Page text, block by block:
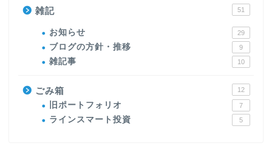
雑記 51
お知らせ 29
ブログの方針・推移 9
雑記事 10
ごみ箱 12
旧ポートフォリオ 7
ラインスマート投資 5